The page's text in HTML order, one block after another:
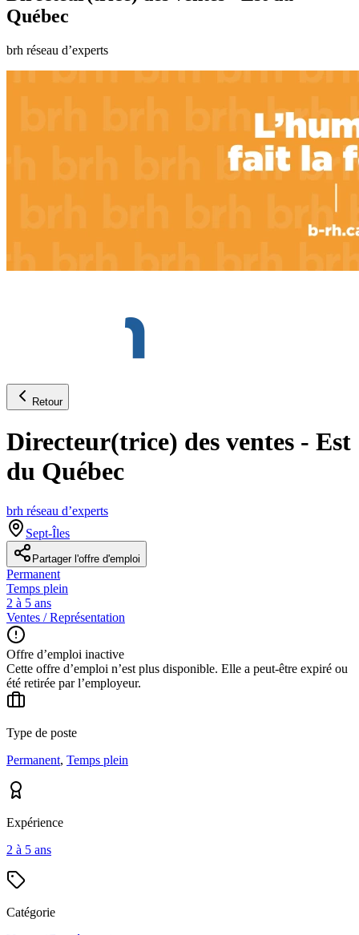
Québec
brh réseau d’experts
Retour
Directeur(trice) des ventes - Est
du Québec
brh réseau d’experts
Sept-Îles
Partager l'offre d'emploi
Permanent
Temps plein
2 à 5 ans
Ventes / Représentation
Offre d’emploi inactive
Cette offre d’emploi n’est plus disponible. Elle a peut-être expiré ou
été retirée par l’employeur.
Type de poste
Permanent, Temps plein
Expérience
2 à 5 ans
Catégorie